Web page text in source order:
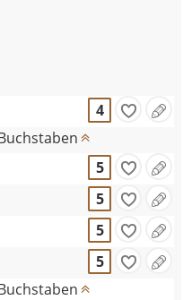
4
5
5
5
5